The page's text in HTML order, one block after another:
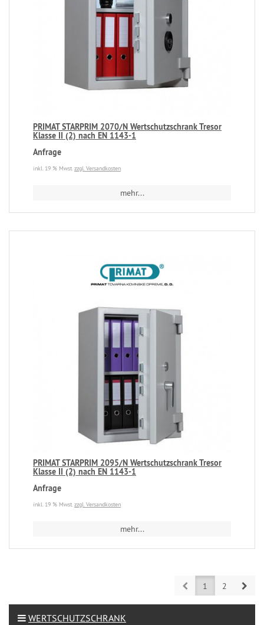
PRIMAT STARPRIM 2070/N Wertschutzschrank Tresor
Klasse II (2) nach EN 1143-1
Anfrage
inkl. 19 % Mwst.zzgl. Versandkosten
mehr...
PRIMAT STARPRIM 2095/N Wertschutzschrank Tresor
Klasse II (2) nach EN 1143-1
Anfrage
inkl. 19 % Mwst.zzgl. Versandkosten
mehr...
1 2
WERTSCHUTZSCHRANK